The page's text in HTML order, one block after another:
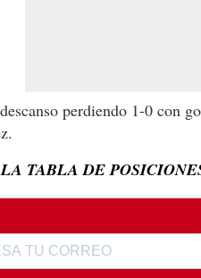
perdiendo 1-0 con
TABLA DE